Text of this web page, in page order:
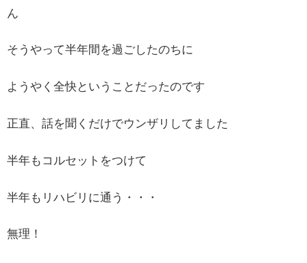
ん
そうやって半年間を過ごしたのちに
ようやく全快ということだったのです
正直、話を聞くだけでウンザリしてました
半年もコルセットをつけて
半年もリハビリに通う・・・
無理！